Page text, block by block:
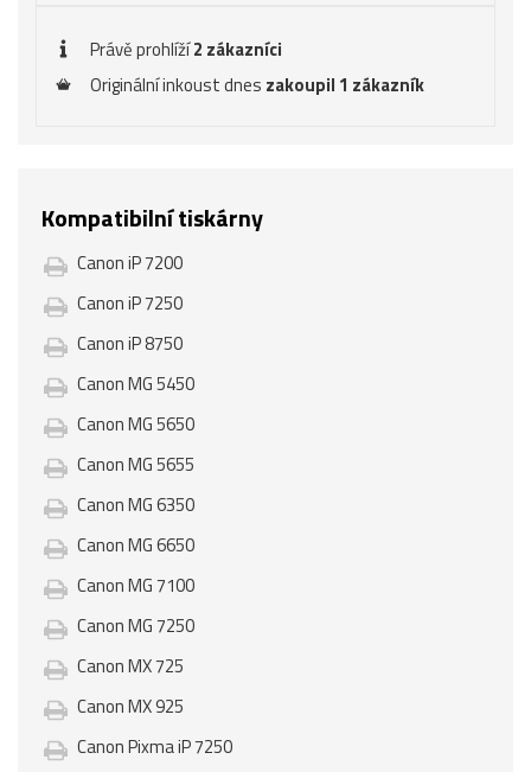
Právě prohlíží2 zákazníci
Originální inkoust dnes zakoupil 1 zákazník
Kompatibilní tiskárny
Canon iP 7200
Canon iP 7250
Canon iP 8750
Canon MG 5450
Canon MG 5650
Canon MG 5655
Canon MG 6350
Canon MG 6650
Canon MG 7100
Canon MG 7250
Canon MX 725
Canon MX 925
Canon Pixma iP 7250